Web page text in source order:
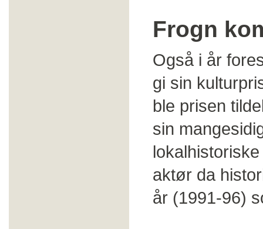
Frogn
Også i år
gi sin
ble prisen
sin
aktør da
år (1991-96)